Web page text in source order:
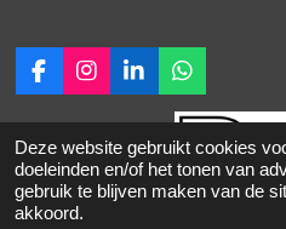
Deze website gebruikt cookies
doeleinden en/of het tonen van
gebruik te blijven maken van de
akkoord.
F
a
c
e
b
o
o
I
n
s
t
a
g
L
i
n
k
e
d
W
h
a
t
s
A
© 2021-2026